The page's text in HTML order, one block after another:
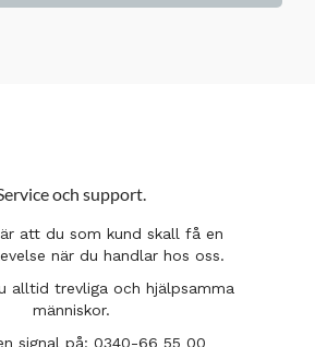
och support.
att du som kund skall få en
när du handlar hos oss.
alltid trevliga och hjälpsamma
människor.
signal på: 0340-66 55 00